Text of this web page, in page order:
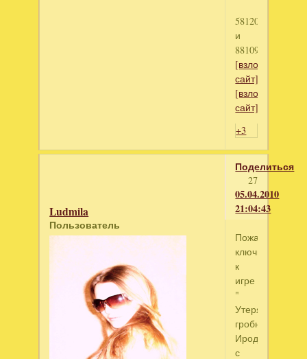
5812030398
и
88109957660
[взломанный
сайт]
[взломанный
сайт]
+3
Поделиться
27
05.04.2010
21:04:43
Ludmila
Пользователь
Пожалуйста
ключик
к
игре
"
Утерянная
гробница
Ирода"
с